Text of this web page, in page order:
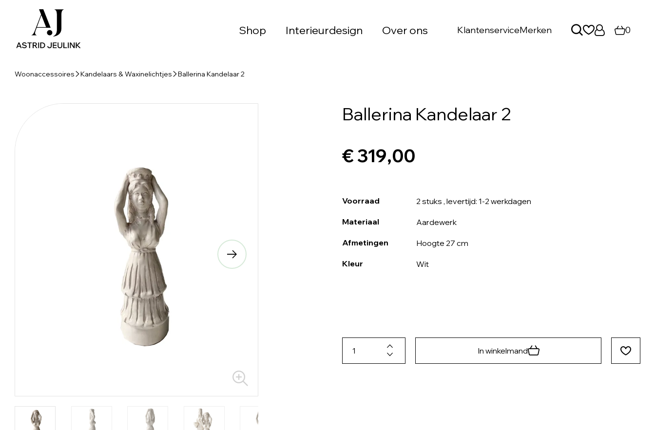
Shop Interieurdesign Over ons KlantenserviceMerken 0
Woonaccessoires Kandelaars & Waxinelichtjes Ballerina Kandelaar 2
Ballerina Kandelaar 2
€ 319,00
Voorraad 2 stuks , levertijd: 1-2 werkdagen
Materiaal Aardewerk
Afmetingen Hoogte 27 cm
Kleur Wit
In winkelmand